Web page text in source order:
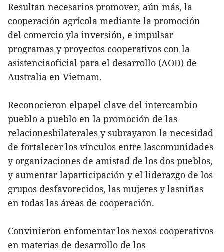
Resultan necesarios promover, aún más, la
cooperación agrícola mediante la promoción
del comercio yla inversión, e impulsar
programas y proyectos cooperativos con la
asistenciaoficial para el desarrollo (AOD) de
Australia en Vietnam.
Reconocieron elpapel clave del intercambio
pueblo a pueblo en la promoción de las
relacionesbilaterales y subrayaron la necesidad
de fortalecer los vínculos entre lascomunidades
y organizaciones de amistad de los dos pueblos,
y aumentar laparticipación y el liderazgo de los
grupos desfavorecidos, las mujeres y lasniñas
en todas las áreas de cooperación.
Convinieron enfomentar los nexos cooperativos
en materias de desarrollo de los